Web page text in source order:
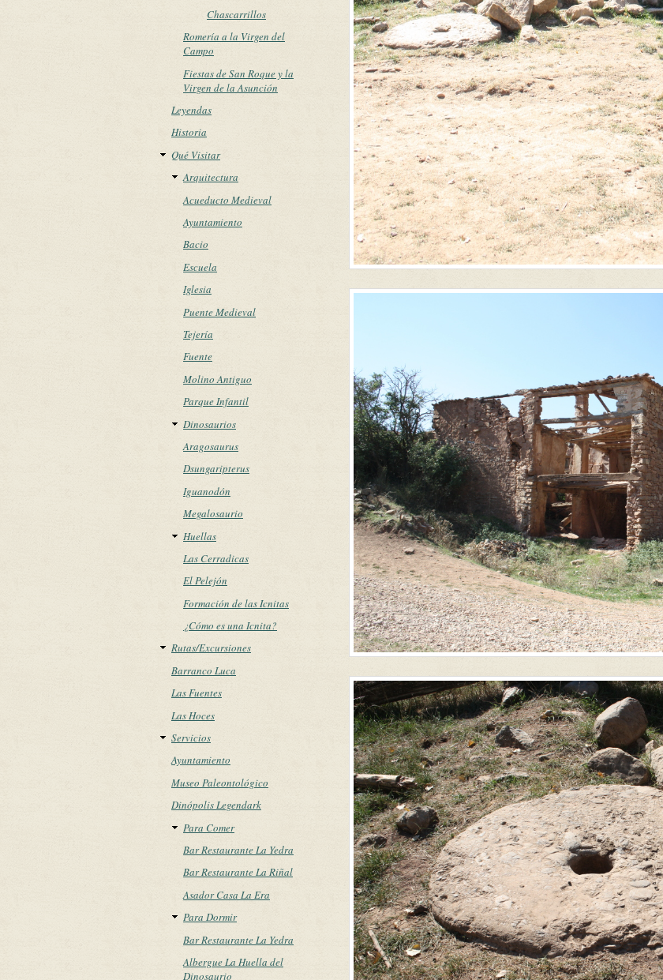
Chascarrillos
Romería a la Virgen del
Campo
Fiestas de San Roque y la
Virgen de la Asunción
Leyendas
Historia
Qué Visitar
Arquitectura
Acueducto Medieval
Ayuntamiento
Bacio
Escuela
Iglesia
Puente Medieval
Tejería
Fuente
Molino Antiguo
Parque Infantil
Dinosaurios
Aragosaurus
Dsungaripterus
Iguanodón
Megalosaurio
Huellas
Las Cerradicas
El Pelejón
Formación de las Icnitas
¿Cómo es una Icnita?
Rutas/Excursiones
Barranco Luca
Las Fuentes
Las Hoces
Servicios
Ayuntamiento
Museo Paleontológico
Dinópolis Legendark
Para Comer
Bar Restaurante La Yedra
Bar Restaurante La Riñal
Asador Casa La Era
Para Dormir
Bar Restaurante La Yedra
Albergue La Huella del
Dinosaurio